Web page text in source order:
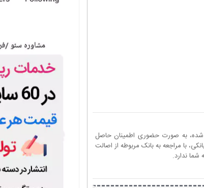
شده، به صورت حضوری اطمینان حاصل
با مراجعه به بانک مربوطه از اصالت
ندارد.